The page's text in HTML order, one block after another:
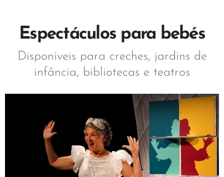
Espectáculos para bebés
Disponíveis para creches, jardins de
infância, bibliotecas e teatros